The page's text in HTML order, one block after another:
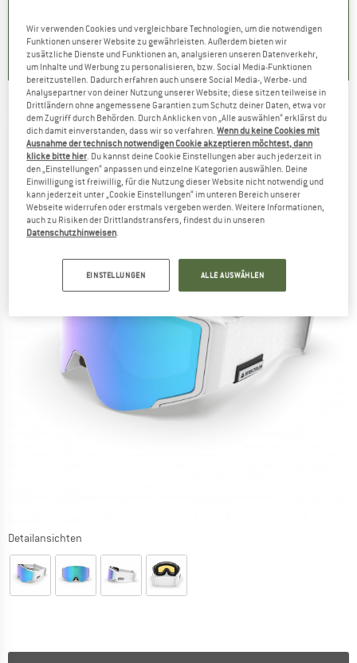
6
)
1
4.6(71)
9
4.7(48)
SPEKTRUM - Östra Bio Essential S2+S1 (VLT
25+67%) - Skibrille
(0)
Detailansichten
Wir verwenden Cookies und vergleichbare Technologien, um die notwendigen
Funktionen unserer Website zu gewährleisten. Außerdem bieten wir
zusätzliche Dienste und Funktionen an, analysieren unseren Datenverkehr,
um Inhalte und Werbung zu personalisieren, bzw. Social Media-Funktionen
bereitzustellen. Dadurch erfahren auch unsere Social Media-, Werbe- und
Analysepartner von deiner Nutzung unserer Website; diese sitzen teilweise in
Drittländern ohne angemessene Garantien zum Schutz deiner Daten, etwa vor
dem Zugriff durch Behörden. Durch Anklicken von „Alle auswählen“ erklärst du
dich damit einverstanden, dass wir so verfahren.Wenn du keine Cookies mit
Ausnahme der technisch notwendigen Cookie akzeptieren möchtest, dann
klicke bitte hier . Du kannst deine Cookie Einstellungen aber auch jederzeit in
den „Einstellungen“ anpassen und einzelne Kategorien auswählen. Deine
Einwilligung ist freiwillig, für die Nutzung dieser Website nicht notwendig und
kann jederzeit unter „Cookie Einstellungen“ im unteren Bereich unserer
Webseite widerrufen oder erstmals vergeben werden. Weitere Informationen,
auch zu Risiken der Drittlandstransfers, findest du in unseren
Datenschutzhinweisen
EINSTELLUNGEN ALLE AUSWÄHLEN